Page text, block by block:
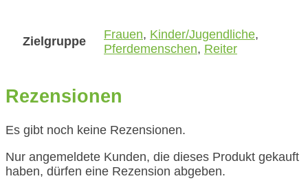
Zielgruppe Frauen, Kinder/Jugendliche,
Pferdemenschen, Reiter
Rezensionen
Es gibt noch keine Rezensionen.
Nur angemeldete Kunden, die dieses Produkt gekauft
haben, dürfen eine Rezension abgeben.